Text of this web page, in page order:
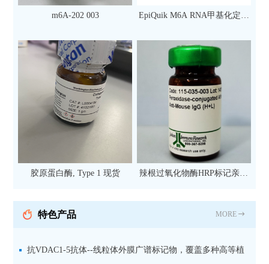
m6A-202 003
EpiQuik M6A RNA甲基化定量
次）
胶原蛋白酶, Type 1 现货
辣根过氧化物酶HRP标记亲和
抗 现货
特色产品 MORE
抗VDAC1-5抗体--线粒体外膜广谱标记物，覆盖多种高等植